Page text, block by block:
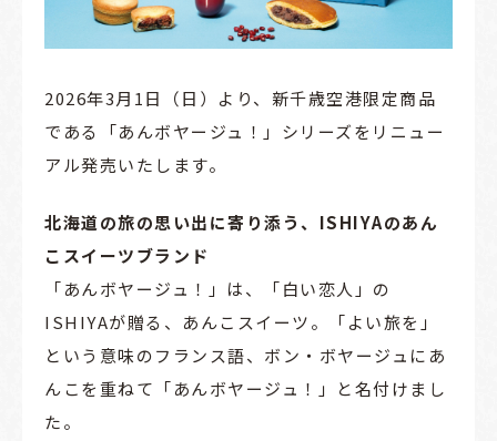
2026年3月1日（日）より、新千歳空港限定商品
である「あんボヤージュ！」シリーズをリニュー
アル発売いたします。
北海道の旅の思い出に寄り添う、ISHIYAのあん
こスイーツブランド
「あんボヤージュ！」は、「白い恋人」の
ISHIYAが贈る、あんこスイーツ。「よい旅を」
という意味のフランス語、ボン・ボヤージュにあ
んこを重ねて「あんボヤージュ！」と名付けまし
た。